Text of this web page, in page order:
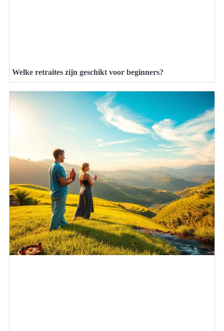
Welke retraites zijn geschikt voor beginners?